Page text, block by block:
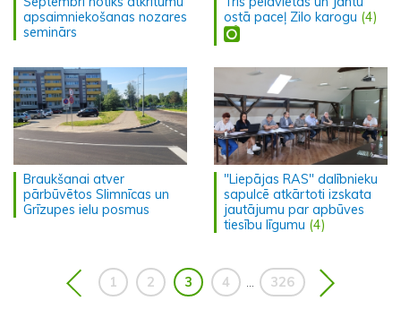
apsaimniekošanas nozares
seminārs
ostā paceļ Zilo karogu (4)
Braukšanai atver
pārbūvētos Slimnīcas un
Grīzupes ielu posmus
"Liepājas RAS" dalībnieku
sapulcē atkārtoti izskata
jautājumu par apbūves
tiesību līgumu (4)
1 2 3 4 326